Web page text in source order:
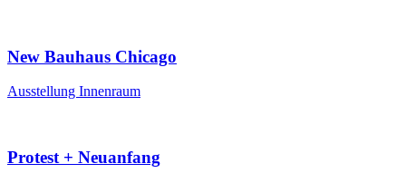
New Bauhaus Chicago
Ausstellung Innenraum
Protest + Neuanfang